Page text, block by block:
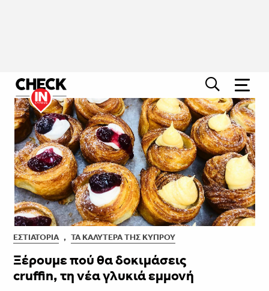
ΕΣΤΙΑΤΌΡΙΑ , ΤΑ ΚΑΛΎΤΕΡΑ ΤΗΣ ΚΎΠΡΟΥ
Ξέρουμε πού θα δοκιμάσεις
cruffin, τη νέα γλυκιά εμμονή